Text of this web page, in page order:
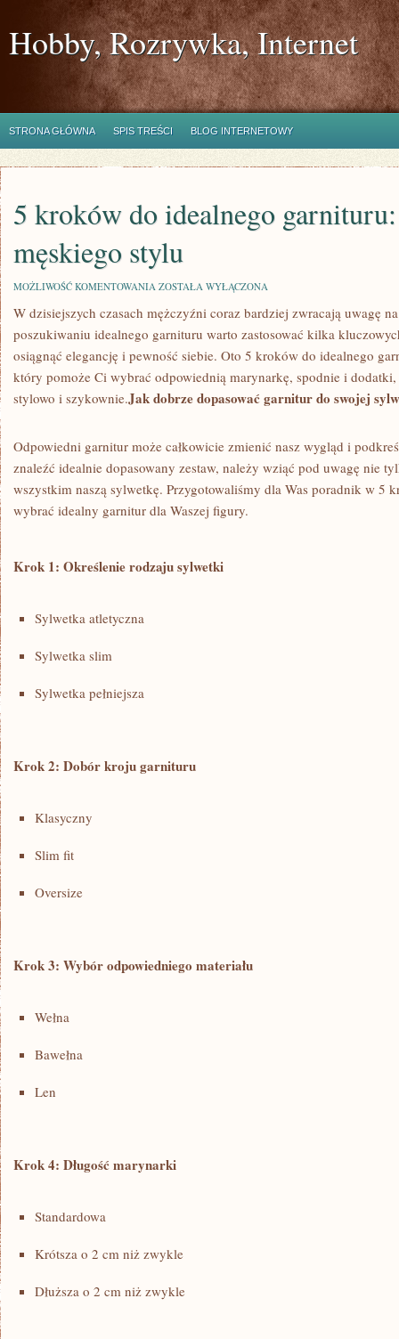
Hobby, Rozrywka, Internet
STRONA GŁÓWNA SPIS TREŚCI BLOG INTERNETOWY
5 kroków do idealnego
męskiego stylu
MOŻLIWOŚĆ KOMENTOWANIA 5
DO
IDEALNEGO
GARNITURU:
PORADNIK
STYLU
ZOSTAŁA WYŁĄCZONA
W dzisiejszych czasach mężczyźni ⁤coraz bardziej zwracają uwagę
poszukiwaniu ‌idealnego garnituru warto​ zastosować kilka
osiągnąć elegancję i pewność siebie. Oto 5 kroków do idealnego
który ⁣pomoże Ci ​wybrać odpowiednią marynarkę, spodnie i‍ dodatki,
stylowo i szykownie.Jak dobrze dopasować garnitur do swojej
Odpowiedni garnitur może całkowicie zmienić nasz wygląd⁢ i
znaleźć idealnie dopasowany‌ zestaw, należy wziąć pod uwagę nie
wszystkim naszą sylwetkę. Przygotowaliśmy dla ​Was poradnik ‌w 5
⁣wybrać idealny garnitur dla Waszej figury.
Krok 1: Określenie ‌rodzaju sylwetki
Sylwetka ​atletyczna
Sylwetka slim
Sylwetka pełniejsza
Krok 2: Dobór kroju ‍garnituru
Klasyczny
Slim⁢ fit
Oversize
Krok ⁤3: Wybór⁤ odpowiedniego ⁣materiału
Wełna
Bawełna
Len
Krok 4:​ Długość​ marynarki
Standardowa
Krótsza o 2 cm niż zwykle
Dłuższa o 2 cm niż zwykle